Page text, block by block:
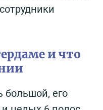
и что
большой, его